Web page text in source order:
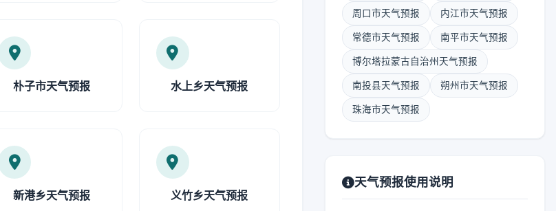
朴子市天气预报 水上乡天气预报
新港乡天气预报 义竹乡天气预报
周口市天气预报 内江市天气预报
常德市天气预报 南平市天气预报
博尔塔拉蒙古自治州天气预报
南投县天气预报 朔州市天气预报
珠海市天气预报
天气预报使用说明